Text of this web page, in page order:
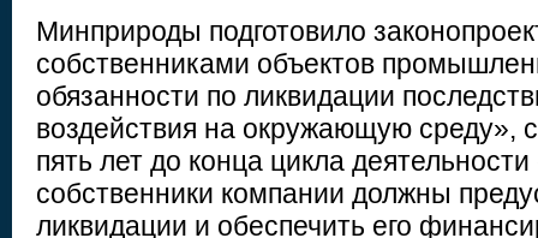
Минприроды подготовило
собственниками объектов
обязанности по ликвидации
воздействия на окружающую среду»,
пять лет до конца цикла
собственники компании должны
ликвидации и обеспечить его